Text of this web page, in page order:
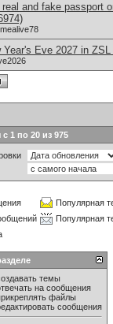
real and fake passport
Year's Eve 2027 in
1 по 20 из 975
Популярная
Популярная
темы
на сообщения
файлы
сообщения